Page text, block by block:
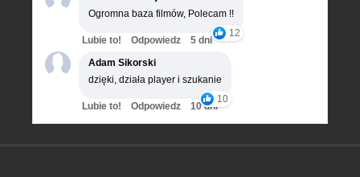
Ogromna baza filmów, Polecam !!
12
Lubie to! Odpowiedz
5 dni
Adam Sikorski
dzięki, działa player i szukanie
10
Lubie to! Odpowiedz 10 dni